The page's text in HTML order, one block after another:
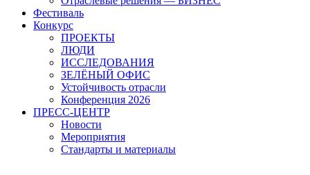
Фестиваль
Конкурс
ПРОЕКТЫ
ЛЮДИ
ИССЛЕДОВАНИЯ
ЗЕЛЁНЫЙ ОФИС
Устойчивость отрасли
Конференция 2026
ПРЕСС-ЦЕНТР
Новости
Мероприятия
Стандарты и материалы